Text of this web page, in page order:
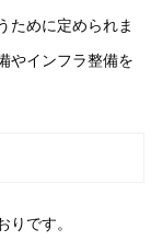
ために定められま
やインフラ整備を
です。